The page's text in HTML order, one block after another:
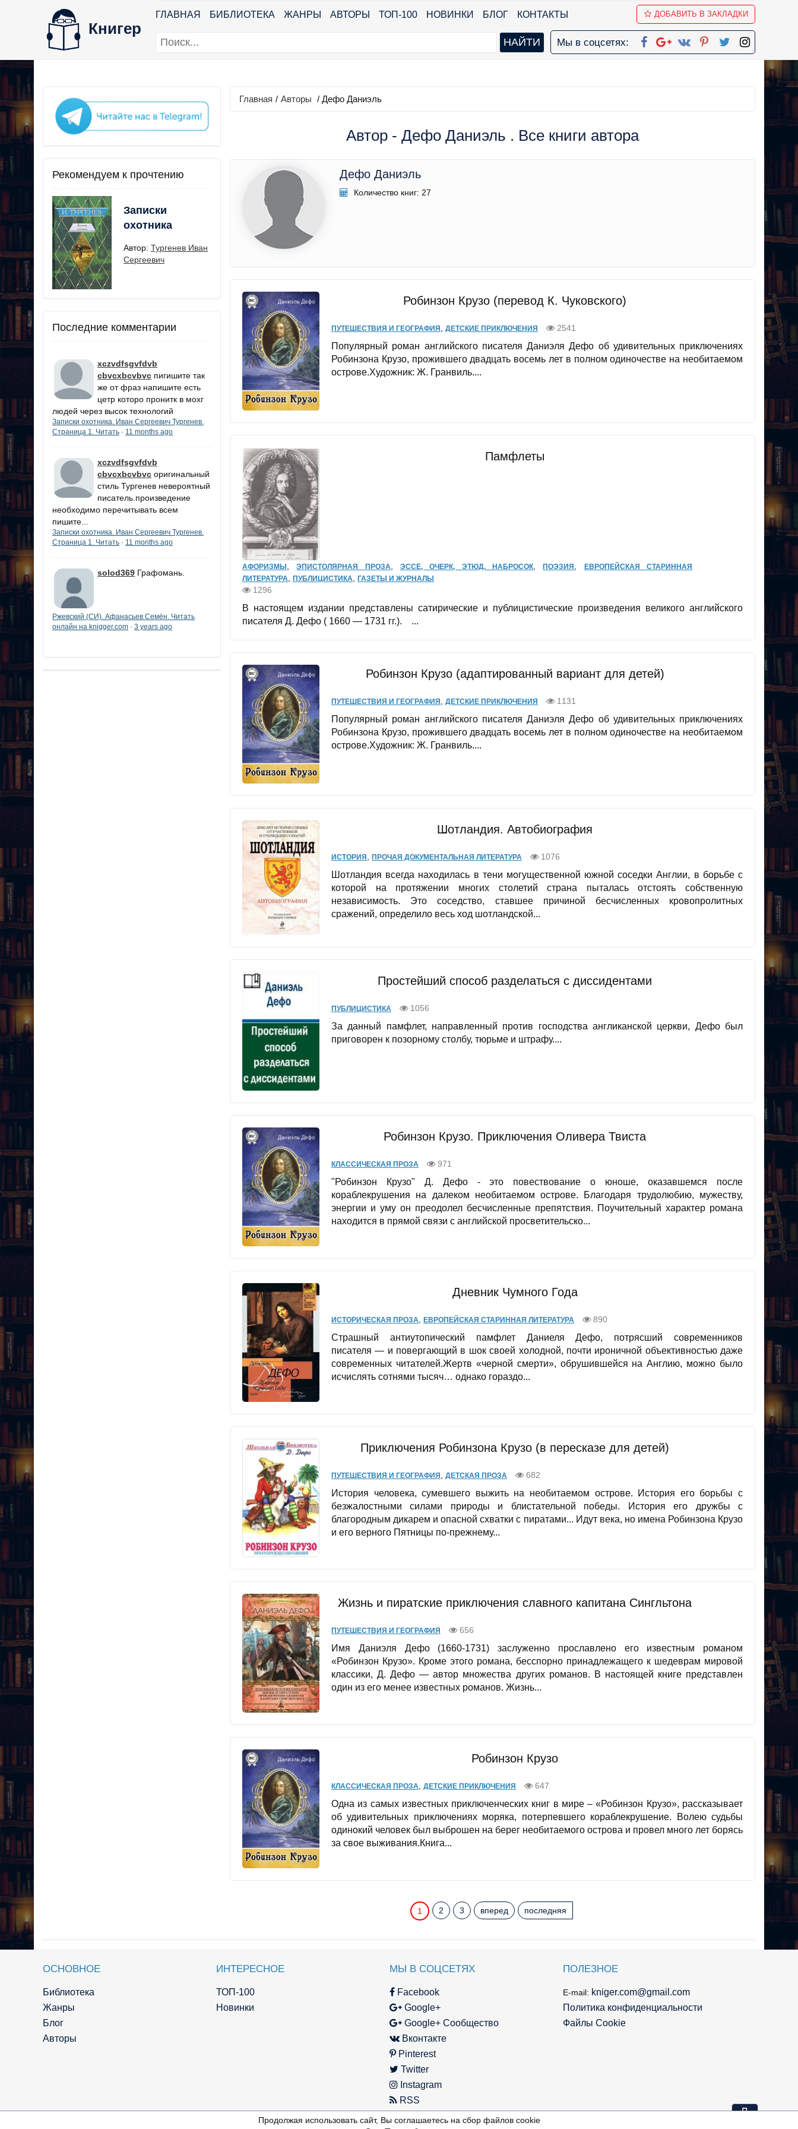
Книгер
ГЛАВНАЯ БИБЛИОТЕКА ЖАНРЫ АВТОРЫ ТОП-100 НОВИНКИ БЛОГ КОНТАКТЫ ДОБАВИТЬ В ЗАКЛАДКИ
Мы в соцсетях:
Рекомендуем к прочтению
Записки
охотника
Автор: Тургенев Иван
Сергеевич
Последние комментарии
xczvdfsgvfdvb
cbvcxbcvbvc пигишите так
же от фраз напишите есть
цетр которо пронитк в мохг
людей через высок технологий
Записки охотника. Иван Сергеевич Тургенев.
Страница 1. Читать · 11 months ago
xczvdfsgvfdvb
cbvcxbcvbvc оригинальный
стиль Тургенев невероятный
писатель.произведение
необходимо перечитывать всем
пишите...
Записки охотника. Иван Сергеевич Тургенев.
Страница 1. Читать · 11 months ago
solod369 Графомань.
Ржевский (СИ). Афанасьев Семён. Читать
онлайн на knigger.com · 3 years ago
Главная / Авторы / Дефо Даниэль
Автор - Дефо Даниэль . Все книги автора
Дефо Даниэль
Количество книг: 27
Робинзон Крузо (перевод К. Чуковского)
ПУТЕШЕСТВИЯ И ГЕОГРАФИЯ ДЕТСКИЕ ПРИКЛЮЧЕНИЯ 2541
Популярный роман английского писателя Даниэля Дефо об удивительных приключениях
Робинзона Крузо, прожившего двадцать восемь лет в полном одиночестве на необитаемом
острове.Художник: Ж. Гранвиль....
Памфлеты
АФОРИЗМЫ ,ЭПИСТОЛЯРНАЯ ПРОЗА ,ЭССЕ, ОЧЕРК, ЭТЮД, НАБРОСОК ,ПОЭЗИЯ
ЕВРОПЕЙСКАЯ СТАРИННАЯ
ЛИТЕРАТУРА
ПУБЛИЦИСТИКА ГАЗЕТЫ И ЖУРНАЛЫ
1296
В настоящем издании представлены сатирические и публицистические произведения великого английского
писателя Д. Дефо ( 1660 — 1731 гг.). ...
Робинзон Крузо (адаптированный вариант для детей)
ПУТЕШЕСТВИЯ И ГЕОГРАФИЯ ДЕТСКИЕ ПРИКЛЮЧЕНИЯ 1131
Популярный роман английского писателя Даниэля Дефо об удивительных приключениях
Робинзона Крузо, прожившего двадцать восемь лет в полном одиночестве на необитаемом
острове.Художник: Ж. Гранвиль....
Шотландия. Автобиография
ИСТОРИЯ ПРОЧАЯ ДОКУМЕНТАЛЬНАЯ ЛИТЕРАТУРА 1076
Шотландия всегда находилась в тени могущественной южной соседки Англии, в борьбе с
которой на протяжении многих столетий страна пыталась отстоять собственную
независимость. Это соседство, ставшее причиной бесчисленных кровопролитных
сражений, определило весь ход шотландской...
Простейший способ разделаться с диссидентами
ПУБЛИЦИСТИКА 1056
За данный памфлет, направленный против господства англиканской церкви, Дефо был
приговорен к позорному столбу, тюрьме и штрафу....
Робинзон Крузо. Приключения Оливера Твиста
КЛАССИЧЕСКАЯ ПРОЗА 971
"Робинзон Крузо" Д. Дефо - это повествование о юноше, оказавшемся после
кораблекрушения на далеком необитаемом острове. Благодаря трудолюбию, мужеству,
энергии и уму он преодолел бесчисленные препятствия. Поучительный характер романа
находится в прямой связи с английской просветительско...
Дневник Чумного Года
ИСТОРИЧЕСКАЯ ПРОЗА, ЕВРОПЕЙСКАЯ СТАРИННАЯ ЛИТЕРАТУРА 890
Страшный антиутопический памфлет Даниеля Дефо, потрясший современников
писателя — и повергающий в шок своей холодной, почти ироничной объективностью даже
современных читателей.Жертв «черной смерти», обрушившейся на Англию, можно было
исчислять сотнями тысяч… однако гораздо...
Приключения Робинзона Крузо (в пересказе для детей)
ПУТЕШЕСТВИЯ И ГЕОГРАФИЯ , ДЕТСКАЯ ПРОЗА 682
История человека, сумевшего выжить на необитаемом острове. История его борьбы с
безжалостными силами природы и блистательной победы. История его дружбы с
благородным дикарем и опасной схватки с пиратами... Идут века, но имена Робинзона Крузо
и его верного Пятницы по-прежнему...
Жизнь и пиратские приключения славного капитана Сингльтона
ПУТЕШЕСТВИЯ И ГЕОГРАФИЯ 656
Имя Даниэля Дефо (1660-1731) заслуженно прославлено его известным романом
«Робинзон Крузо». Кроме этого романа, бесспорно принадлежащего к шедеврам мировой
классики, Д. Дефо — автор множества других романов. В настоящей книге представлен
один из его менее известных романов. Жизнь...
Робинзон Крузо
КЛАССИЧЕСКАЯ ПРОЗА ДЕТСКИЕ ПРИКЛЮЧЕНИЯ 647
Одна из самых известных приключенческих книг в мире – «Робинзон Крузо», рассказывает
об удивительных приключениях моряка, потерпевшего кораблекрушение. Волею судьбы
одинокий человек был выброшен на берег необитаемого острова и провел много лет борясь
за свое выживания.Книга...
1 2 3 вперед последняя
⇩
ОСНОВНОЕ
Библиотека
Жанры
Блог
Авторы
ИНТЕРЕСНОЕ
ТОП-100
Новинки
МЫ В СОЦСЕТЯХ
Facebook
Google+
Google+ Сообщество
Вконтакте
Pinterest
Twitter
Instagram
RSS
ПОЛЕЗНОЕ
E-mail: kniger.com@gmail.com
Политика конфиденциальности
Файлы Cookie
Продолжая использовать сайт, Вы соглашаетесь на сбор файлов cookie